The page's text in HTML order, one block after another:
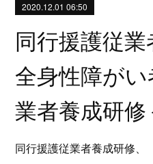
2020.12.01 06:50
同行援護従業
全身性障が
業者養成研修
同行援護従業者養成研修、